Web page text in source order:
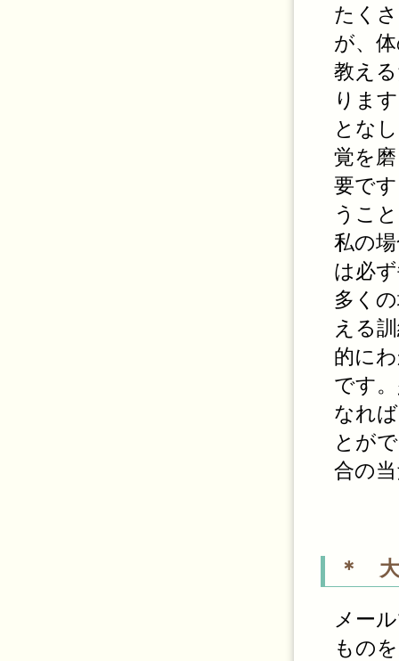
たく
が、
教え
りま
とな
覚を
要で
うこ
私の
は必
多く
える
的に
です
なれ
とが
合の
＊ 大
メー
もの